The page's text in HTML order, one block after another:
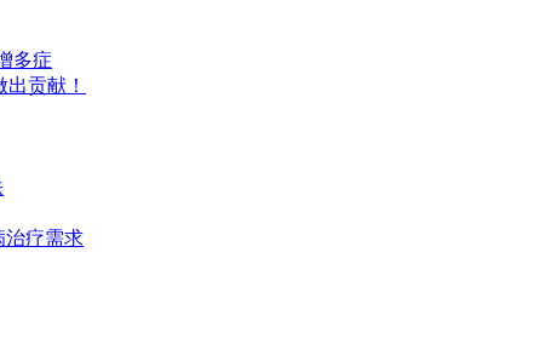
多症
贡献！
治疗需求